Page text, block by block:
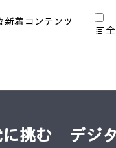
新着コンテンツ
チャンネル
教育とテク
挑む デジ